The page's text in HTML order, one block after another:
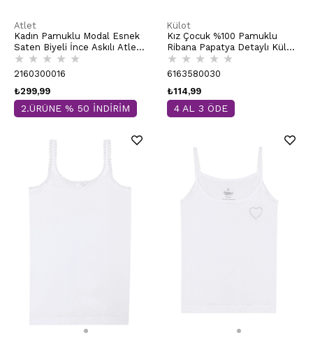
Atlet
Kadın Pamuklu Modal Esnek
Saten Biyeli İnce Askılı Atlet
Ten | K20586
★ ★ ★ ★ ★
2160300016
₺299,99
2.ÜRÜNE % 50 İNDİRİM
Külot
Kız Çocuk %100 Pamuklu
Ribana Papatya Detaylı Külot
| Beyaz K0825
★ ★ ★ ★ ★
6163580030
₺114,99
4 AL 3 ÖDE